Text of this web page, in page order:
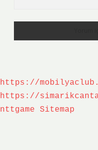
https://
https://
nttgame
Sitemap